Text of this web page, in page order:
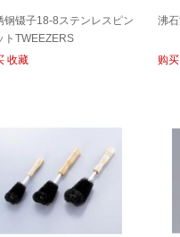
钢镊子18-8ステンレスピン
トTWEEZERS
收藏
沸
购买